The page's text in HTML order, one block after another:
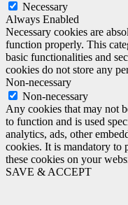
Necessary
Always Enabled
Necessary cookies are
function properly. This
basic functionalities and
cookies do not store any
Non-necessary
Non-necessary
Any cookies that may not
to function and is used
analytics, ads, other
cookies. It is mandatory to
these cookies on your
SAVE & ACCEPT